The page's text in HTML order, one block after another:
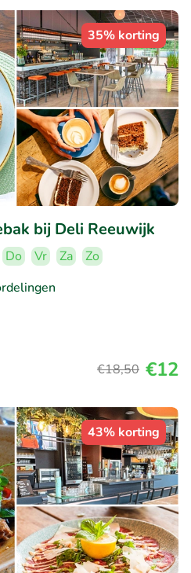
35% korting
bij Deli Reeuwijk
Do Vr Za
Zo
€18,50 €12
43% korting